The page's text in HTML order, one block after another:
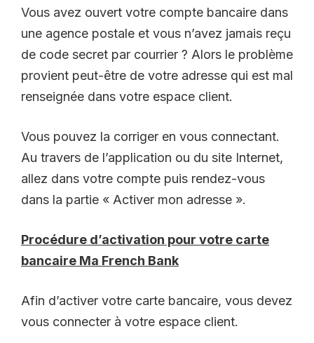
Vous avez ouvert votre compte bancaire dans
une agence postale et vous n’avez jamais reçu
de code secret par courrier ? Alors le problème
provient peut-être de votre adresse qui est mal
renseignée dans votre espace client.
Vous pouvez la corriger en vous connectant.
Au travers de l’application ou du site Internet,
allez dans votre compte puis rendez-vous
dans la partie « Activer mon adresse ».
Procédure d’activation pour votre carte
bancaire Ma French Bank
Afin d’activer votre carte bancaire, vous devez
vous connecter à votre espace client.